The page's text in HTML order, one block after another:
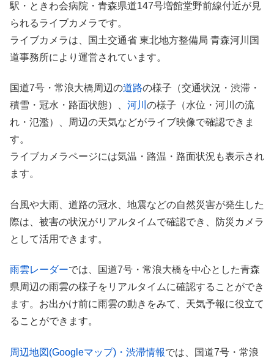
駅・ときわ会病院・青森県道147号増館堂野前線付近が見
られるライブカメラです。
ライブカメラは、国土交通省 東北地方整備局 青森河川国
道事務所により運営されています。
国道7号・常浪大橋周辺の道路の様子（交通状況・渋滞・
積雪・冠水・路面状態）、 河川 の様子（水位・河川の流
れ・氾濫）、周辺の天気などがライブ映像で確認できま
す。
ライブカメラページには気温・路温・路面状況も表示され
ます。
台風や大雨、道路の冠水、地震などの自然災害が発生した
際は、被害の状況がリアルタイムで確認でき、防災カメラ
として活用できます。
雨雲レーダーでは、国道7号・常浪大橋を中心とした青森
県周辺の雨雲の様子をリアルタイムに確認することができ
ます。お出かけ前に雨雲の動きをみて、天気予報に役立て
ることができます。
周辺地図(Googleマップ)・渋滞情報では、国道7号・常浪